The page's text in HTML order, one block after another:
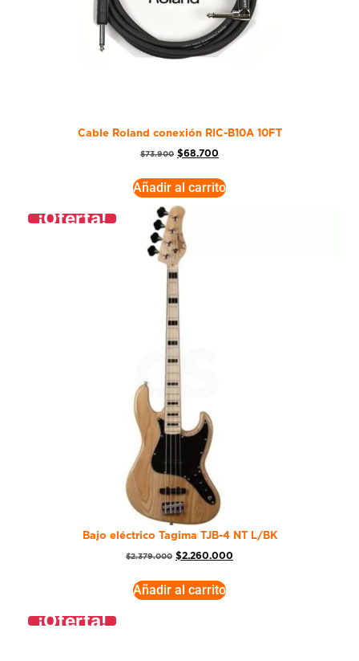
Cable Roland conexión RIC-B10A 10FT
$73.900 $68.700
Añadir al carrito
¡Oferta!
Bajo eléctrico Tagima TJB-4 NT L/BK
$2.379.000 $2.260.000
Añadir al carrito
¡Oferta!